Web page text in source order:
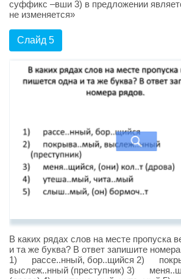
суффикс –вши 3) в предложении
не изменяется»
Слайд 5
В каких рядах слов на месте пропуска
и та же буква? В ответ запишите
1) рассе..нный, бор..щийся 2)
выслеж..нный (преступник) 3)